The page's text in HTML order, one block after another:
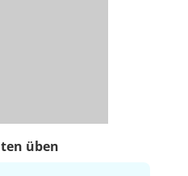
üben